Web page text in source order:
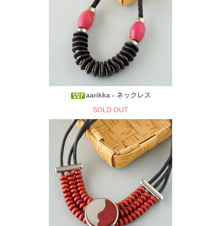
aarikka - ネックレス
SOLD OUT